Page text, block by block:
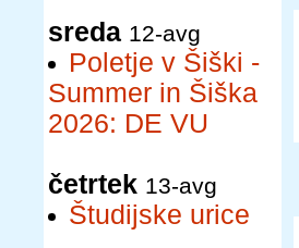
sreda 12-avg
Poletje v Šiški -
Summer in Šiška
2026: DE VU
četrtek 13-avg
Študijske urice